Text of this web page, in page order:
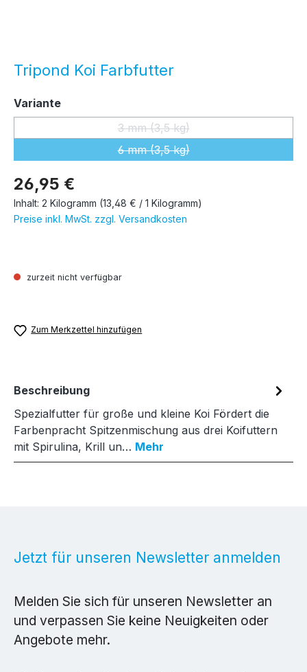
Tripond Koi Farbfutter
26,95 €
Inhalt: 2 Kilogramm (13,48 € / 1 Kilogramm)
Preise inkl. MwSt. zzgl. Versandkosten
zurzeit nicht verfügbar
Varianteauswählen
3 mm (3,5 kg)
(Diese Option ist zurzeit nicht
6 mm (3,5 kg)
(Diese Option ist zurzeit nicht
Zum Merkzettel hinzufügen
Beschreibung
Spezialfutter für große und kleine Koi Fördert die
Farbenpracht Spitzenmischung aus drei Koifuttern
mit Spirulina, Krill un… Mehr
Jetzt für unseren Newsletter anmelden
Melden Sie sich für unseren Newsletter an
und verpassen Sie keine Neuigkeiten oder
Angebote mehr.